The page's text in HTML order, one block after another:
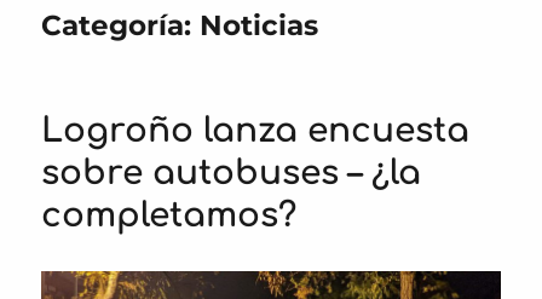
Categoría: Noticias
Logroño lanza encuesta
sobre autobuses – ¿la
completamos?